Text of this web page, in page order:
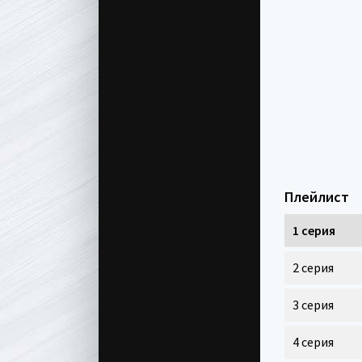
Плейлист
1 серия
2 серия
3 серия
4 серия